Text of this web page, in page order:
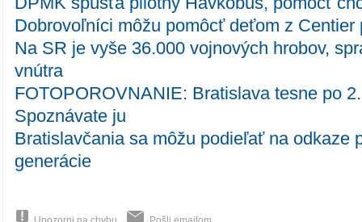
Dobrovoľníci môžu pomôcť deťom z Centier
Na SR je vyše 36.000 vojnových hrobov,
vnútra
FOTOPOROVNANIE: Bratislava tesne po
Spoznávate ju
Bratislavčania sa môžu podieľať na odkaze
generácie